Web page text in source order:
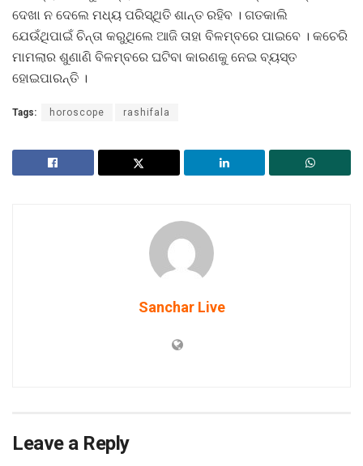
ଦେଖା ନ ଦେଲେ ମଧ୍ୟ ପରିସ୍ଥିତି ଶାନ୍ତ ରହିବ । ଗତକାଲି
ଯେଉଁଥିପାଇଁ ଚିନ୍ତା କରୁଥିଲେ ଆଜି ତାହା ବିଳମ୍ବରେ ପାଇବେ । କଚେରି
ମାମଲାର ଶୁଣାଣି ବିଳମ୍ବରେ ଘଟିବା କାରଣକୁ ନେଇ ବ୍ୟସ୍ତ
ହୋଇପାରନ୍ତି ।
Tags: horoscope rashifala
Sanchar Live
Leave a Reply